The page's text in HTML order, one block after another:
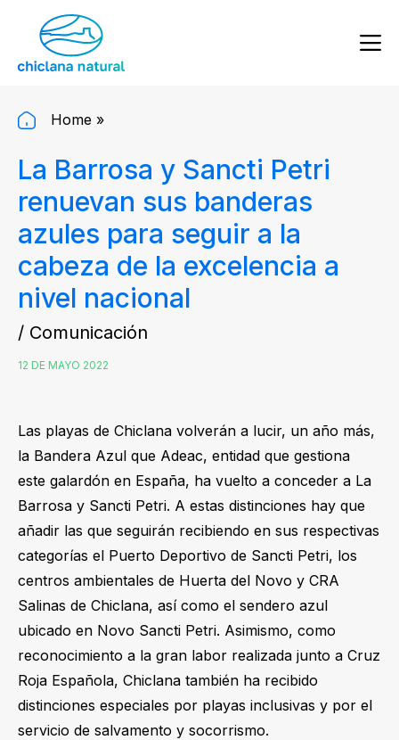
Home »
La Barrosa y Sancti Petri
renuevan sus banderas
azules para seguir a la
cabeza de la excelencia a
nivel nacional
/ Comunicación
12 DE MAYO 2022
Las playas de Chiclana volverán a lucir, un año más,
la Bandera Azul que Adeac, entidad que gestiona
este galardón en España, ha vuelto a conceder a La
Barrosa y Sancti Petri. A estas distinciones hay que
añadir las que seguirán recibiendo en sus respectivas
categorías el Puerto Deportivo de Sancti Petri, los
centros ambientales de Huerta del Novo y CRA
Salinas de Chiclana, así como el sendero azul
ubicado en Novo Sancti Petri. Asimismo, como
reconocimiento a la gran labor realizada junto a Cruz
Roja Española, Chiclana también ha recibido
distinciones especiales por playas inclusivas y por el
servicio de salvamento y socorrismo.